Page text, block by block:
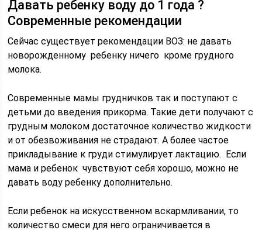
Давать ребенку воду до 1 года ?
Современные рекомендации
Сейчас существует рекомендации ВОЗ: не давать
новорожденному ребенку ничего кроме грудного
молока.
Современные мамы грудничков так и поступают с
детьми до введения прикорма. Такие дети получают с
грудным молоком достаточное количество жидкости
и от обезвоживания не страдают. А более частое
прикладывание к груди стимулирует лактацию. Если
мама и ребенок чувствуют себя хорошо, можно не
давать воду ребенку дополнительно.
Если ребенок на искусственном вскармливании, то
количество смеси для него ограничивается в